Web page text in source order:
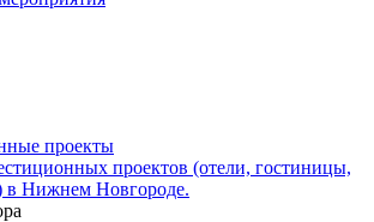
проекты
проектов (отели, гостиницы,
в Нижнем Новгороде.